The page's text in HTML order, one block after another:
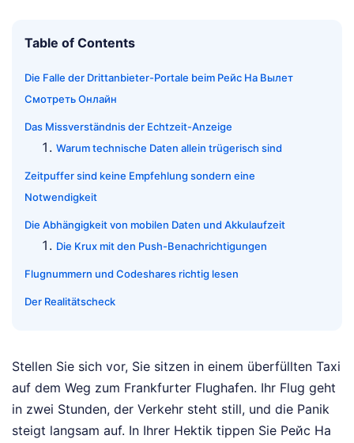
Table of Contents
Die Falle der Drittanbieter-Portale beim Рейс На Вылет
Смотреть Онлайн
Das Missverständnis der Echtzeit-Anzeige
Warum technische Daten allein trügerisch sind
Zeitpuffer sind keine Empfehlung sondern eine
Notwendigkeit
Die Abhängigkeit von mobilen Daten und Akkulaufzeit
Die Krux mit den Push-Benachrichtigungen
Flugnummern und Codeshares richtig lesen
Der Realitätscheck
Stellen Sie sich vor, Sie sitzen in einem überfüllten Taxi
auf dem Weg zum Frankfurter Flughafen. Ihr Flug geht
in zwei Stunden, der Verkehr steht still, und die Panik
steigt langsam auf. In Ihrer Hektik tippen Sie Рейс На